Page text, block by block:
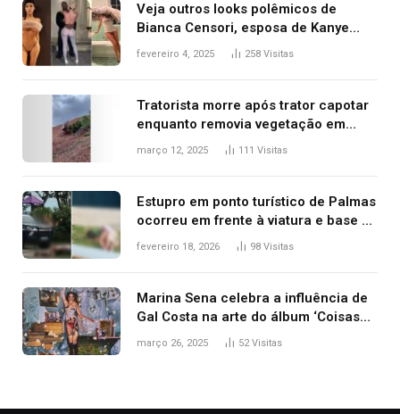
Veja outros looks polêmicos de
Bianca Censori, esposa de Kanye
West que apareceu nua no Grammy
fevereiro 4, 2025 258 Visitas
Tratorista morre após trator capotar
enquanto removia vegetação em
ribanceira de rodovia
março 12, 2025 111 Visitas
Estupro em ponto turístico de Palmas
ocorreu em frente à viatura e base de
segurança; polícia investiga
fevereiro 18, 2026 98 Visitas
Marina Sena celebra a influência de
Gal Costa na arte do álbum ‘Coisas
naturais’
março 26, 2025 52Visitas